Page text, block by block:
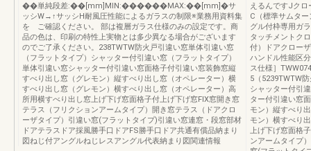
��単純段差:��[mm]MIN:������MAX:��[mm]�サ
ッシW→↑サッシH耐風圧性能によるガラスの制限※業務用資料集
を ご確認ください。 部は複層ガラス仕様のみの設定です。商
品の色は、印刷の特性上実物とは多少異なる場合がございます
のでご了承ください。238TWTW防火戸引違い窓単体引違い窓
（フラットタイプ）シャッター付引違い窓（フラットタイプ）
単体引違い窓シャッター付引違い窓面格子付引違い窓装飾窓縦
すべり出し窓（グレモン）縦すべり出し窓（オペレーター）横
すべり出し窓（グレモン）横すべり出し窓（オペレーター）高
所用横すべり出し窓上げ下げ窓面格子付上げ下げ窓FIX窓開き窓
テラス（フリクションアームタイプ）開き窓テラス（ドアクロ
ーザタイプ）引違い窓(フラットタイプ)引違い窓連窓・段窓部材
ドアテラスドア採風勝手口ドアFS勝手口ドア共通有償品納まり
図ねじ付アングルねじレスアングル代表納まり図関連情報
えるんですJク
C（標準サムタ
グル付枠専用ガ
タッチメントク
付）ドアクロー
ハンドル性能区
ス仕様］
5（5239TWTW
シャッター付引
ター付引違い窓
モン）縦すべり
モン）横すべり
上げ下げ窓面格
ンアームタイプ